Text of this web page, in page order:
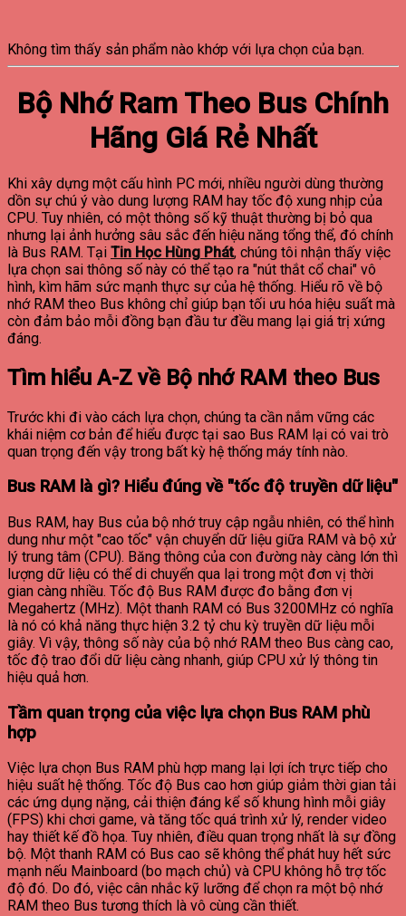
Không tìm thấy sản phẩm nào khớp với lựa chọn của bạn.
Bộ Nhớ Ram Theo Bus Chính
Hãng Giá Rẻ Nhất
Khi xây dựng một cấu hình PC mới, nhiều người dùng thường
dồn sự chú ý vào dung lượng RAM hay tốc độ xung nhịp của
CPU. Tuy nhiên, có một thông số kỹ thuật thường bị bỏ qua
nhưng lại ảnh hưởng sâu sắc đến hiệu năng tổng thể, đó chính
là Bus RAM. Tại Tin Học Hùng Phát, chúng tôi nhận thấy việc
lựa chọn sai thông số này có thể tạo ra "nút thắt cổ chai" vô
hình, kìm hãm sức mạnh thực sự của hệ thống. Hiểu rõ về bộ
nhớ RAM theo Bus không chỉ giúp bạn tối ưu hóa hiệu suất mà
còn đảm bảo mỗi đồng bạn đầu tư đều mang lại giá trị xứng
đáng.
Tìm hiểu A-Z về Bộ nhớ RAM theo Bus
Trước khi đi vào cách lựa chọn, chúng ta cần nắm vững các
khái niệm cơ bản để hiểu được tại sao Bus RAM lại có vai trò
quan trọng đến vậy trong bất kỳ hệ thống máy tính nào.
Bus RAM là gì? Hiểu đúng về "tốc độ truyền dữ liệu"
Bus RAM, hay Bus của bộ nhớ truy cập ngẫu nhiên, có thể hình
dung như một "cao tốc" vận chuyển dữ liệu giữa RAM và bộ xử
lý trung tâm (CPU). Băng thông của con đường này càng lớn thì
lượng dữ liệu có thể di chuyển qua lại trong một đơn vị thời
gian càng nhiều. Tốc độ Bus RAM được đo bằng đơn vị
Megahertz (MHz). Một thanh RAM có Bus 3200MHz có nghĩa
là nó có khả năng thực hiện 3.2 tỷ chu kỳ truyền dữ liệu mỗi
giây. Vì vậy, thông số này của bộ nhớ RAM theo Bus càng cao,
tốc độ trao đổi dữ liệu càng nhanh, giúp CPU xử lý thông tin
hiệu quả hơn.
Tầm quan trọng của việc lựa chọn Bus RAM phù
hợp
Việc lựa chọn Bus RAM phù hợp mang lại lợi ích trực tiếp cho
hiệu suất hệ thống. Tốc độ Bus cao hơn giúp giảm thời gian tải
các ứng dụng nặng, cải thiện đáng kể số khung hình mỗi giây
(FPS) khi chơi game, và tăng tốc quá trình xử lý, render video
hay thiết kế đồ họa. Tuy nhiên, điều quan trọng nhất là sự đồng
bộ. Một thanh RAM có Bus cao sẽ không thể phát huy hết sức
mạnh nếu Mainboard (bo mạch chủ) và CPU không hỗ trợ tốc
độ đó. Do đó, việc cân nhắc kỹ lưỡng để chọn ra một bộ nhớ
RAM theo Bus tương thích là vô cùng cần thiết.